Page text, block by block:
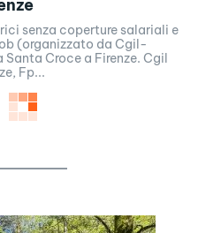
senza coperture salariali e
(organizzato da Cgil-
Croce a Firenze. Cgil
Fp...